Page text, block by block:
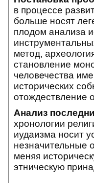
в процессе
больше носят
плодом анализа
метод,
становление
человечества
исторических
отождествление
Анализ
хронологии
иудаизма носит
незначительные
меняя
этническую